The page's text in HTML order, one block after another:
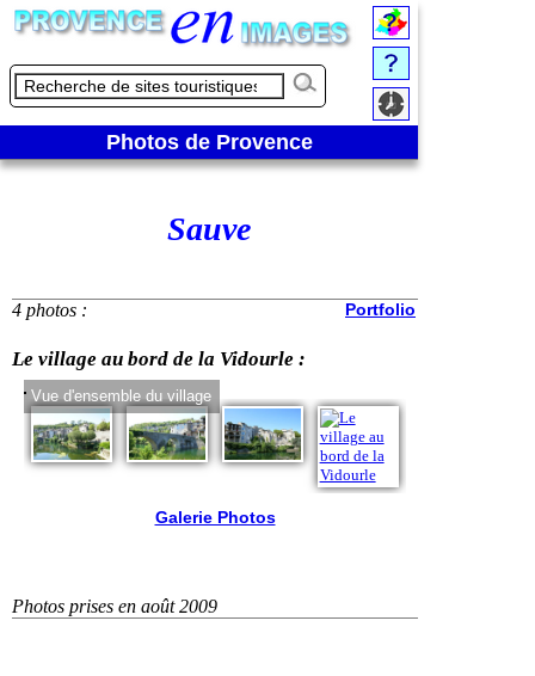
Photos de Provence
Sauve
4 photos : Portfolio
Le village au bord de la Vidourle :
Vue d'ensemble du village
Galerie Photos
Photos prises en août 2009